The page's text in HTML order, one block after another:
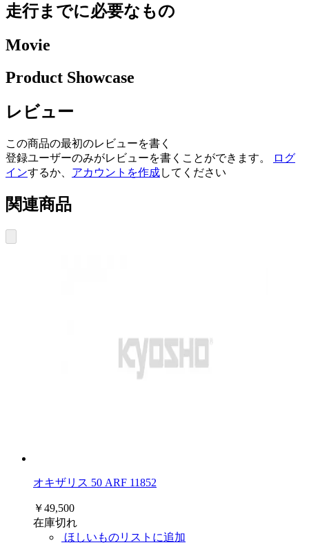
走行までに必要なもの
Movie
Product Showcase
レビュー
この商品の最初のレビューを書く
登録ユーザーのみがレビューを書くことができます。
ログ
インするか、 アカウントを作成してください
関連商品
オキザリス 50 ARF 11852
￥49,500
在庫切れ
ほしいものリストに追加